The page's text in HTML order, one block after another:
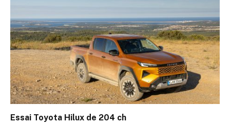
Essai Toyota Hilux de 204 ch